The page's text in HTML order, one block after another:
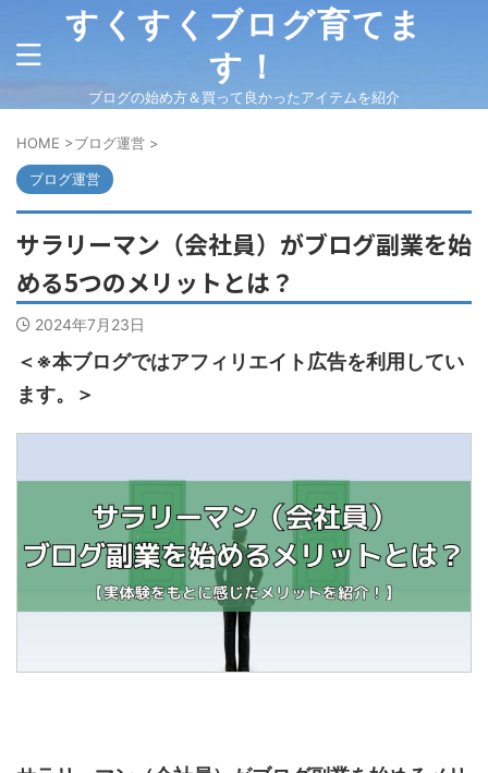
すくすくブログ育てま
す！
ブログの始め方＆買って良かったアイテムを紹介
HOME >ブログ運営 >
ブログ運営
サラリーマン（会社員）がブログ副業を始
める5つのメリットとは？
2024年7月23日
＜※本ブログではアフィリエイト広告を利用してい
ます。＞